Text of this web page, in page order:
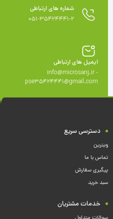
شماره های ارتباطی
051-35424441-2
ایمیل های ارتباطی
info@microsanj.ir -
pse35424441@gmail.com
دسترسی سریع
ویترین
تماس با ما
پیگیری سفارش
سبد خرید
خدمات مشتریان